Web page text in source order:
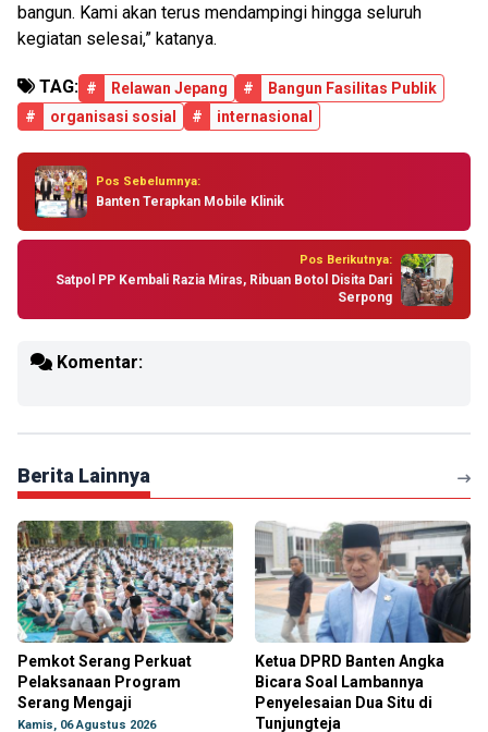
bangun. Kami akan terus mendampingi hingga seluruh
kegiatan selesai,” katanya.
TAG: # Relawan Jepang #
Bangun Fasilitas Publik
#
organisasi sosial # internasional
Pos Sebelumnya:
Banten Terapkan Mobile Klinik
Pos Berikutnya:
Satpol PP Kembali Razia Miras, Ribuan Botol Disita Dari
Serpong
Komentar:
Berita Lainnya
Pemkot Serang Perkuat
Pelaksanaan Program
Serang Mengaji
Kamis, 06 Agustus 2026
Ketua DPRD Banten Angka
Bicara Soal Lambannya
Penyelesaian Dua Situ di
Tunjungteja